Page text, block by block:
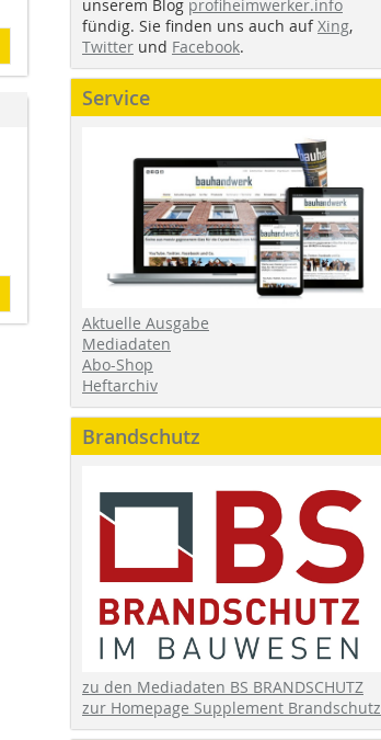
unserem Blog profiheimwerker.info
fündig. Sie finden uns auch aufXing,
Twitter und Facebook.
Service
Aktuelle Ausgabe
Mediadaten
Abo-Shop
Heftarchiv
Brandschutz
zu den Mediadaten BS BRANDSCHUTZ
zur Homepage Supplement Brandschutz